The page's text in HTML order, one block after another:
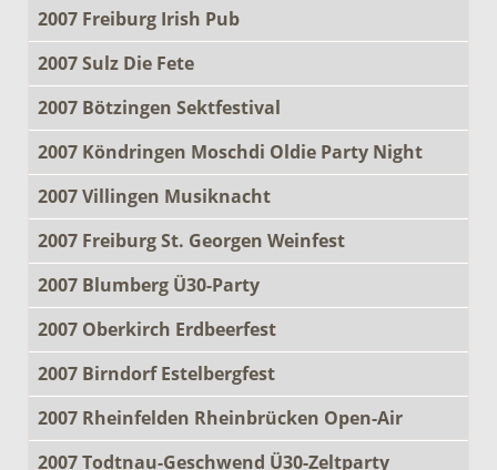
2007 Freiburg Irish Pub
2007 Sulz Die Fete
2007 Bötzingen Sektfestival
2007 Köndringen Moschdi Oldie Party Night
2007 Villingen Musiknacht
2007 Freiburg St. Georgen Weinfest
2007 Blumberg Ü30-Party
2007 Oberkirch Erdbeerfest
2007 Birndorf Estelbergfest
2007 Rheinfelden Rheinbrücken Open-Air
2007 Todtnau-Geschwend Ü30-Zeltparty